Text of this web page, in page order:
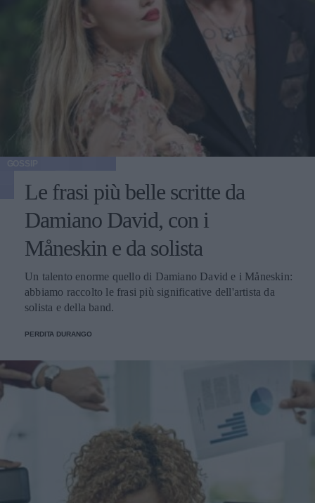
Le frasi più belle scritte da
Damiano David, con i
Måneskin e da solista
Un talento enorme quello di Damiano David e i Måneskin:
abbiamo raccolto le frasi più significative dell'artista da
solista e della band.
PERDITA DURANGO